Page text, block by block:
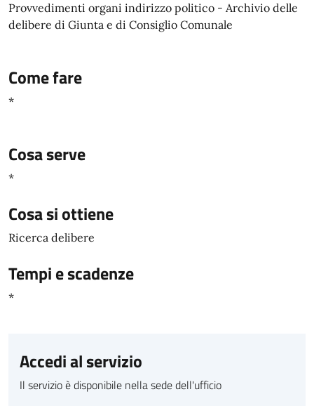
Provvedimenti organi indirizzo politico - Archivio delle
delibere di Giunta e di Consiglio Comunale
Come fare
*
Cosa serve
*
Cosa si ottiene
Ricerca delibere
Tempi e scadenze
*
Accedi al servizio
Il servizio è disponibile nella sede dell'ufficio